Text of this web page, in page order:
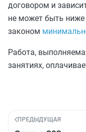
договором и
не может быть
законом
Работа,
занятиях,
ПРЕДЫДУЩАЯ